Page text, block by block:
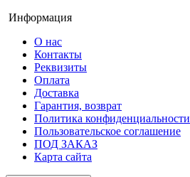
Информация
О нас
Контакты
Реквизиты
Оплата
Доставка
Гарантия, возврат
Политика конфиденциальности
Пользовательское соглашение
ПОД ЗАКАЗ
Карта сайта